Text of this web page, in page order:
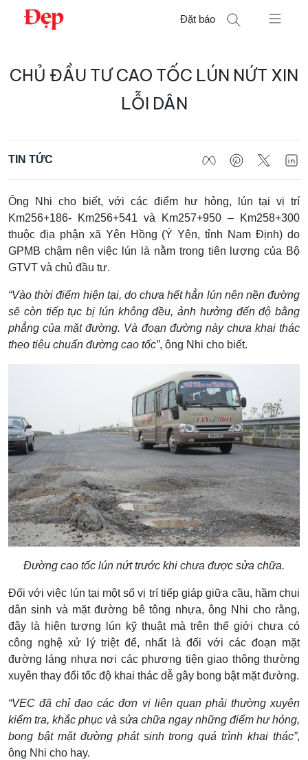
Chuyển
Đặt báo
kiếm
CHỦ ĐẦU TƯ CAO TỐC LÚN NỨT XIN
LỖI DÂN
TIN TỨC
Ông Nhi cho biết, với các điểm hư hỏng, lún tại vị trí
Km256+186- Km256+541 và Km257+950 – Km258+300
thuộc địa phận xã Yên Hồng (Ý Yên, tỉnh Nam Định) do
GPMB chậm nên việc lún là nằm trong tiên lượng của Bộ
GTVT và chủ đầu tư.
“Vào thời điểm hiện tại, do chưa hết hẳn lún nên nền đường
sẽ còn tiếp tục bị lún không đều, ảnh hưởng đến độ bằng
phẳng của mặt đường. Và đoạn đường này chưa khai thác
theo tiêu chuẩn đường cao tốc”, ông Nhi cho biết.
Đường cao tốc lún nứt trước khi chưa được sửa chữa.
Đối với việc lún tại một số vị trí tiếp giáp giữa cầu, hầm chui
dân sinh và mặt đường bê tông nhựa, ông Nhi cho rằng,
đây là hiện tượng lún kỹ thuật mà trên thế giới chưa có
công nghệ xử lý triệt để, nhất là đối với các đoạn mặt
đường láng nhựa nơi các phương tiện giao thông thường
xuyên thay đổi tốc độ khai thác dễ gây bong bật mặt đường.
“VEC đã chỉ đạo các đơn vị liên quan phải thường xuyên
kiểm tra, khắc phục và sửa chữa ngay những điểm hư hỏng,
bong bật mặt đường phát sinh trong quá trình khai thác”,
ông Nhi cho hay.